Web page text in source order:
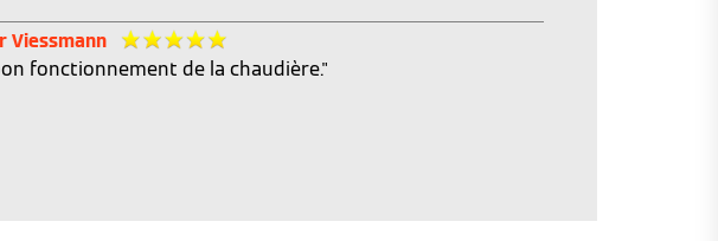
Viessmann
fonctionnement de la chaudière."